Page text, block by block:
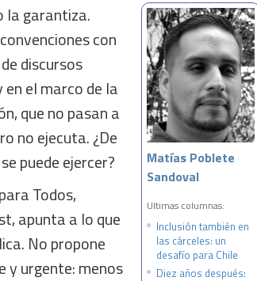
Matías Poblete
Sandoval
Ultimas columnas:
Inclusión también en
las cárceles: un
desafío para Chile
Diez años después:
la garantiza.
con
discursos
el marco de la
que no pasan a
no ejecuta. ¿De
puede ejercer?
Todos,
apunta a lo que
No propone
y urgente: menos